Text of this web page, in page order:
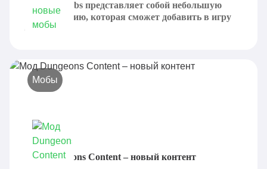
Chubby Mobs представляет собой небольшую
модификацию, которая сможет добавить в игру
сразу же...
Мобы
Мод Dungeons Content – новый контент